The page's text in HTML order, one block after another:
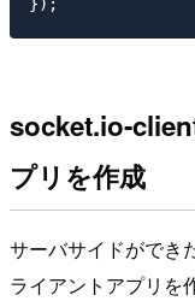
socket.io-
プリを作成
サーバサイドができ
ライアントアプリを